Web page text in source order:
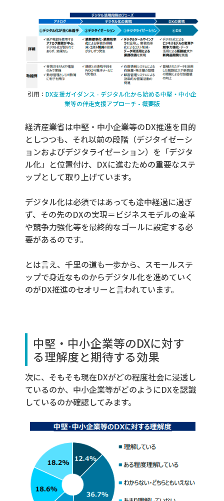
引用： DX支援ガイダンス - デジタル化から始める中堅・中小企
業等の伴走支援アプローチ - 概要版
経済産業省は中堅・中小企業等のDX推進を目的
としつつも、それ以前の段階（デジタイゼーシ
ョンおよびデジタライゼーション）を「デジタ
ル化」と位置付け、 DXに進むための重要なステ
ップとして取り上げています。
デジタル化は必須ではあっても途中経過に過ぎ
ず、その先のDXの実現＝ビジネスモデルの変革
や競争力強化等を最終的なゴールに設定する必
要があるのです。
とは言え、千里の道も一歩から、スモールステ
ップで身近なものからデジタル化を進めていく
のがDX推進のセオリーと言われています。
中堅・中小企業等のDXに対す
る理解度と期待する効果
次に、そもそも現在DXがどの程度社会に浸透し
ているのか、中小企業等がどのようにDXを認識
しているのか確認してみます。